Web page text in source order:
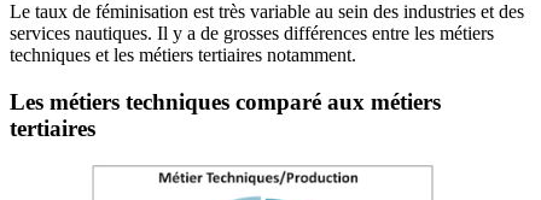
Le taux de féminisation est très variable au sein des industries et des
services nautiques. Il y a de grosses différences entre les métiers
techniques et les métiers tertiaires notamment.
Les métiers techniques comparé aux métiers
tertiaires